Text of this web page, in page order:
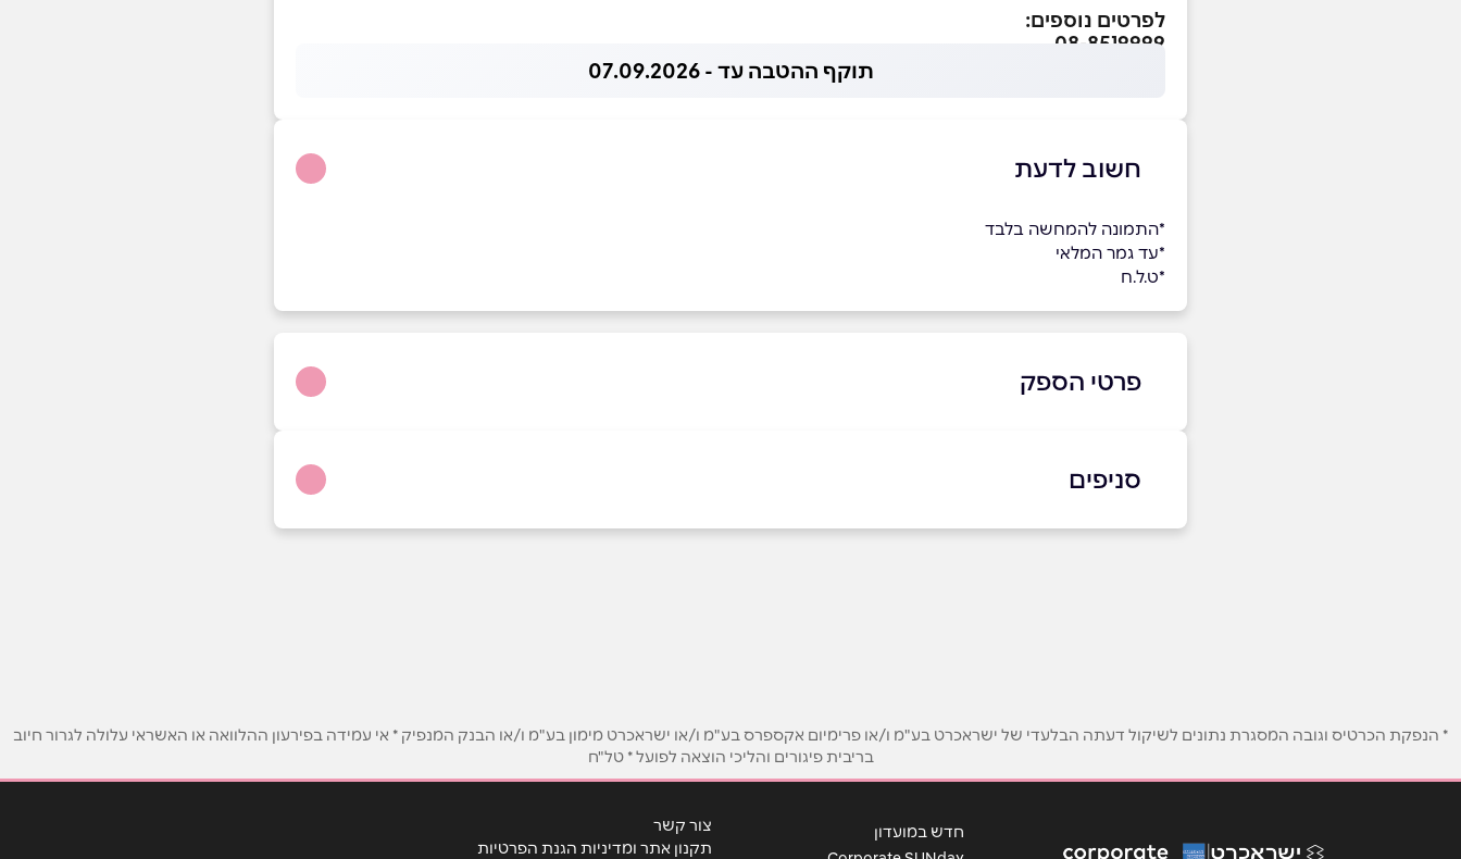
לפרטים נוספים:
08-8519999
תוקף ההטבה עד - 07.09.2026
חשוב לדעת
*התמונה להמחשה בלבד
*עד גמר המלאי
*ט.ל.ח
פרטי הספק
אנא חזרו אלי בקשר ל...
הודעה*
סניפים
רחובות
* הנפקת הכרטיס וגובה המסגרת נתונים לשיקול דעתה הבלעדי של ישראכרט בע"מ ו/או פרימיום אקספרס בע"מ ו/או ישראכרט מימון בע"מ ו/או הבנק המנפיק * אי עמידה בפירעון ההלוואה או האשראי עלולה לגרור חיוב
בריבית פיגורים והליכי הוצאה לפועל * טל"ח
חדש במועדון
צור קשר
תקנון אתר ומדיניות הגנת הפרטיות